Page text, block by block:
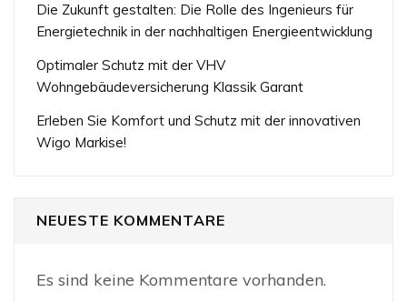
Die Zukunft gestalten: Die Rolle des Ingenieurs für
Energietechnik in der nachhaltigen Energieentwicklung
Optimaler Schutz mit der VHV
Wohngebäudeversicherung Klassik Garant
Erleben Sie Komfort und Schutz mit der innovativen
Wigo Markise!
NEUESTE KOMMENTARE
Es sind keine Kommentare vorhanden.